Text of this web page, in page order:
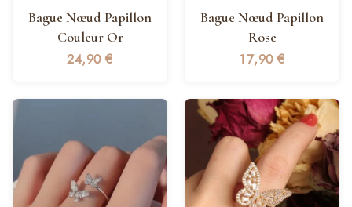
Bague Nœud Papillon
Couleur Or
24,90€
Bague Nœud Papillon
Rose
17,90€